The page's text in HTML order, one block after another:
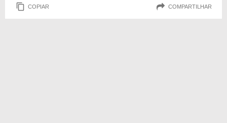
COPIAR COMPARTILHAR